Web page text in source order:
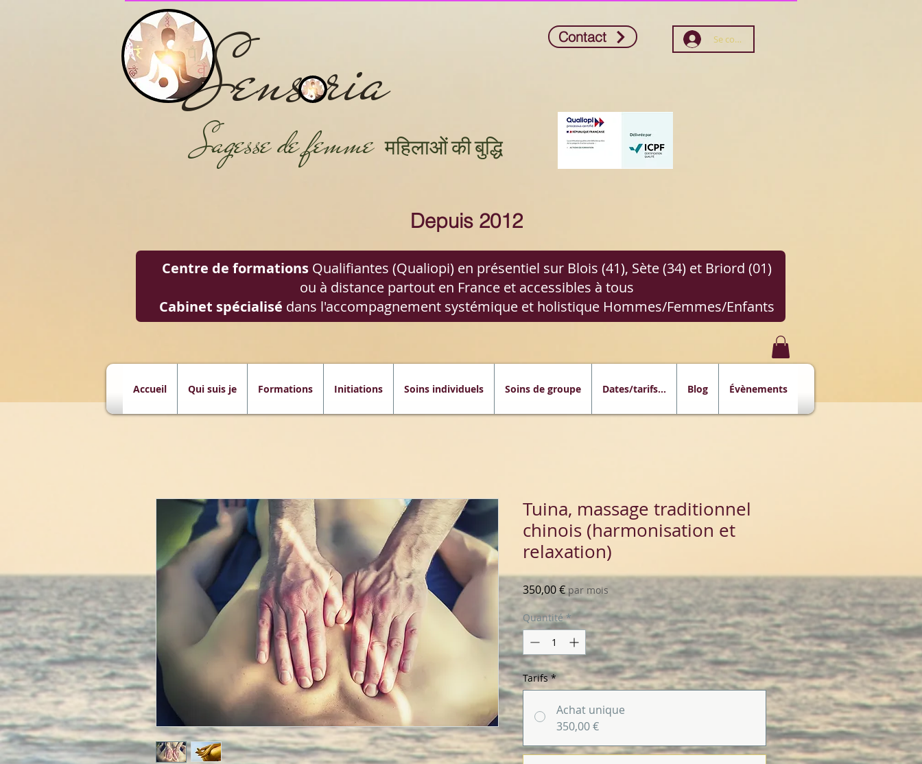
Sensoria Contact Se connecter
Sagesse de femme महिलाओं की बुद्धि
Depuis 2012
Centre de formationsQualifiantes (Qualiopi) en présentiel sur Blois (41), Sète (34) et Briord (01)
ou à distance partout en France et accessibles à tous
Cabinet spécialisé dans l'accompagnement systémique et holistique Hommes/Femmes/Enfants
Accueil Qui suis je Formations Initiations Soins individuels Soins de groupe Dates/tarifs... Blog Évènements
Tuina, massage traditionnel
chinois (harmonisation et
relaxation)
350,00 €Prix
par mois
Quantité *
Tarifs *
Achat unique
350,00 €